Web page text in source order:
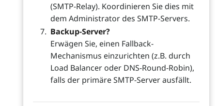
(SMTP-Relay). Koordinieren Sie dies mit
dem Administrator des SMTP-Servers.
Backup-Server?
Erwägen Sie, einen Fallback-
Mechanismus einzurichten (z.B. durch
Load Balancer oder DNS-Round-Robin),
falls der primäre SMTP-Server ausfällt.